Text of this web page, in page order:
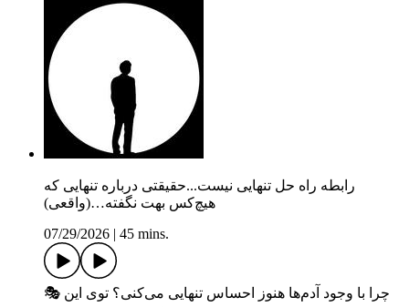
رابطه راه حل تنهایی نیست...حقیقتی درباره تنهایی که
هیچ‌کس بهت نگفته…(واقعی)
07/29/2026
45 mins.
🎭 چرا با وجود آدم‌ها هنوز احساس تنهایی می‌کنی؟ توی این